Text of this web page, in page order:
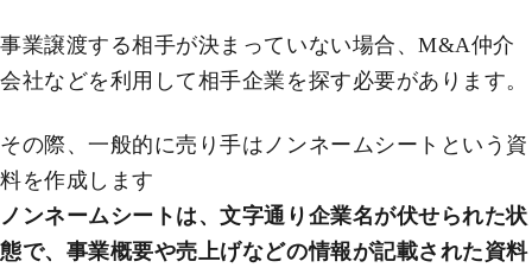
事業譲渡する相手が決まっていない場合、M&A仲介
会社などを利用して相手企業を探す必要があります。
その際、一般的に売り手はノンネームシートという資
料を作成します
ノンネームシートは、文字通り企業名が伏せられた状
態で、事業概要や売上げなどの情報が記載された資料